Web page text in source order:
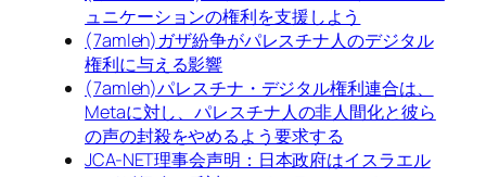
ュニケーションの権利を支援しよう
(7amleh)ガザ紛争がパレスチナ人のデジタル
権利に与える影響
(7amleh)パレスチナ・デジタル権利連合は、
Metaに対し、パレスチナ人の非人間化と彼ら
の声の封殺をやめるよう要求する
JCA-NET理事会声明：日本政府はイスラエル